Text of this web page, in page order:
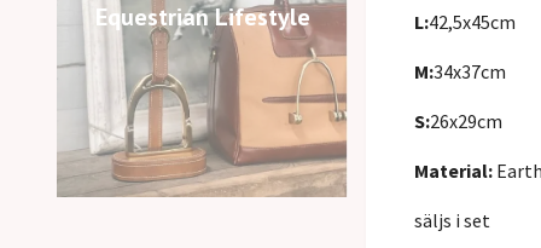
Equestrian Lifestyle L:42,5x45cm
M:34x37cm
S:26x29cm
Material:
säljs i set